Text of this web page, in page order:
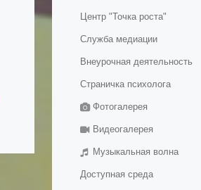
Центр "Точка роста"
Общая информация о центре
"Точка роста"
Педагоги
Материально-техническая
база
Служба медиации
Внеурочная деятельность
ШСК "Вымпел"
Школьный хор
Школьный театр
Страничка психолога
График консультаций
Фотогалерея
Видеогалерея
Музыкальная волна
Доступная среда